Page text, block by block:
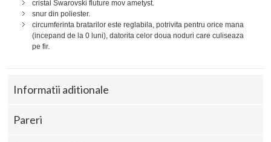
cristal Swarovski fluture mov ametyst.
snur din poliester.
circumferinta bratarilor este reglabila, potrivita pentru orice mana
(incepand de la 0 luni), datorita celor doua noduri care culiseaza
pe fir.
Informatii aditionale
Pareri